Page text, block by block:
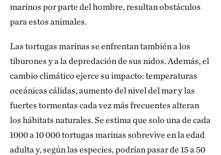
marinos por parte del hombre, resultan obstáculos
para estos animales.
Las tortugas marinas se enfrentan también a los
tiburones y a la depredación de sus nidos. Además, el
cambio climático ejerce su impacto: temperaturas
oceánicas cálidas, aumento del nivel del mar y las
fuertes tormentas cada vez más frecuentes alteran
los hábitats naturales. Se estima que solo una de cada
1000 a 10 000 tortugas marinas sobrevive en la edad
adulta y, según las especies, podrían pasar de 15 a 50